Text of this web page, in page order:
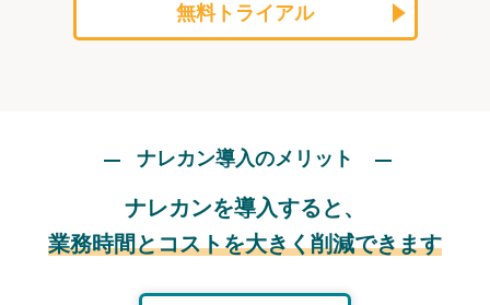
無料トライアル
ナレカン導入のメリット
ナレカンを導入すると、
業務時間とコストを大きく削減できます